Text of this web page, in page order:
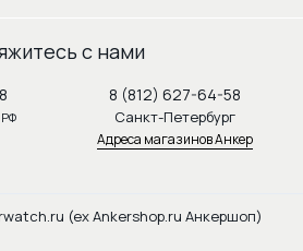
с нами
РФ
8 (812) 627-64-58
Санкт-Петербург
Адреса магазинов Анкер
(ex Ankershop.ru Анкершоп)